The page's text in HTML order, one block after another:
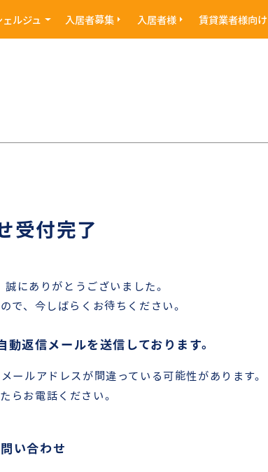
ェルジュ 入居者募集 入居者様 賃貸業者様向け
受付完了
にありがとうございました。
で、今しばらくお待ちください。
返信メールを送信しております。
ールアドレスが間違っている可能性があります。
らお電話ください。
い合わせ